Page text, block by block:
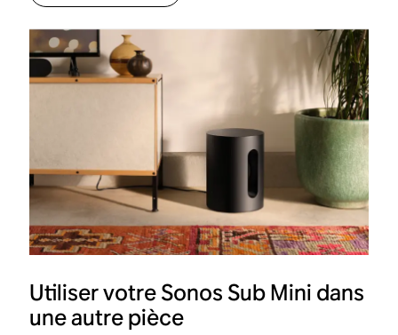
Utiliser votre Sonos Sub Mini dans
une autre pièce